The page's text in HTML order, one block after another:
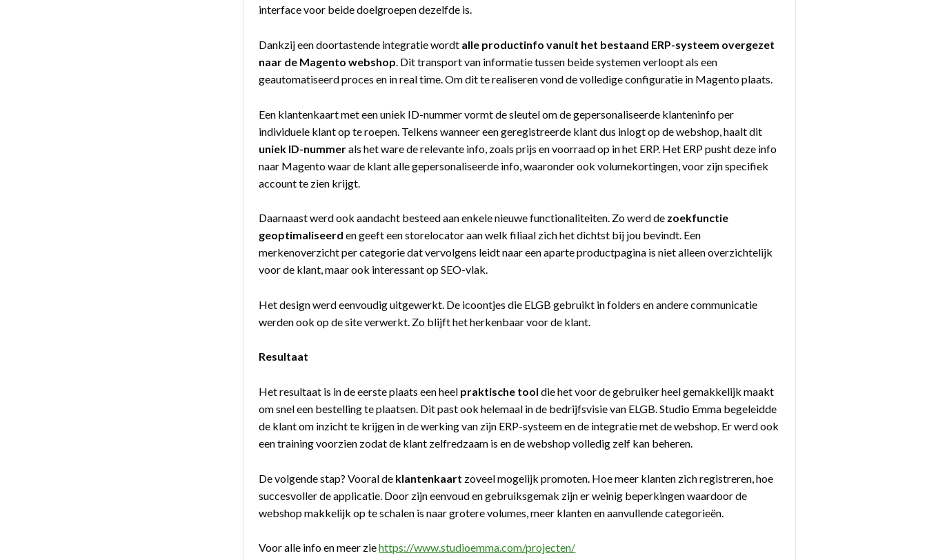
interface voor beide doelgroepen dezelfde is.
Dankzij een doortastende integratie wordt alle productinfo vanuit het bestaand ERP-systeem overgezet
naar de Magento webshop. Dit transport van informatie tussen beide systemen verloopt als een
geautomatiseerd proces en in real time. Om dit te realiseren vond de volledige configuratie in Magento plaats.
Een klantenkaart met een uniek ID-nummer vormt de sleutel om de gepersonaliseerde klanteninfo per
individuele klant op te roepen. Telkens wanneer een geregistreerde klant dus inlogt op de webshop, haalt dit
uniek ID-nummerals het ware de relevante info, zoals prijs en voorraad op in het ERP. Het ERP pusht deze info
naar Magento waar de klant alle gepersonaliseerde info, waaronder ook volumekortingen, voor zijn specifiek
account te zien krijgt.
Daarnaast werd ook aandacht besteed aan enkele nieuwe functionaliteiten. Zo werd de zoekfunctie
geoptimaliseerden geeft een storelocator aan welk filiaal zich het dichtst bij jou bevindt. Een
merkenoverzicht per categorie dat vervolgens leidt naar een aparte productpagina is niet alleen overzichtelijk
voor de klant, maar ook interessant op SEO-vlak.
Het design werd eenvoudig uitgewerkt. De icoontjes die ELGB gebruikt in folders en andere communicatie
werden ook op de site verwerkt. Zo blijft het herkenbaar voor de klant.
Resultaat
Het resultaat is in de eerste plaats een heel praktische tool die het voor de gebruiker heel gemakkelijk maakt
om snel een bestelling te plaatsen. Dit past ook helemaal in de bedrijfsvisie van ELGB. Studio Emma begeleidde
de klant om inzicht te krijgen in de werking van zijn ERP-systeem en de integratie met de webshop. Er werd ook
een training voorzien zodat de klant zelfredzaam is en de webshop volledig zelf kan beheren.
De volgende stap? Vooral de klantenkaart zoveel mogelijk promoten. Hoe meer klanten zich registreren, hoe
succesvoller de applicatie. Door zijn eenvoud en gebruiksgemak zijn er weinig beperkingen waardoor de
webshop makkelijk op te schalen is naar grotere volumes, meer klanten en aanvullende categorieën.
Voor alle info en meer ziehttps://www.studioemma.com/projecten/